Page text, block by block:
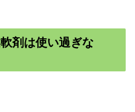
剤は使い過ぎな